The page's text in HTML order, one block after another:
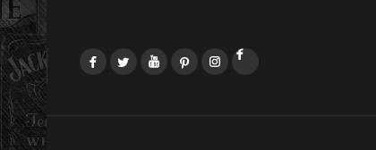
FacebookTwitterYouTubePinterestInstagram